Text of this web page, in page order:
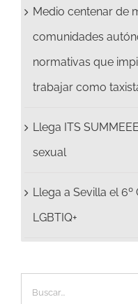
Medio centenar de
comunidades
normativas que
trabajar como
Llega ITS
sexual
Llega a Sevilla el
LGBTIQ+